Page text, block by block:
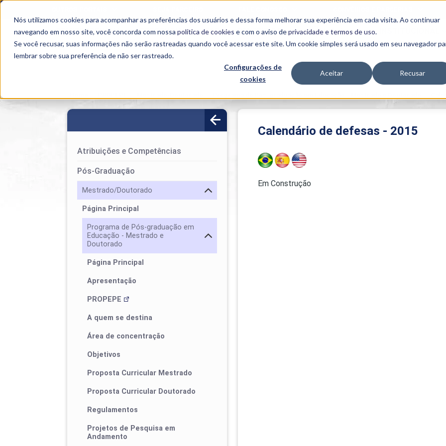
Nós utilizamos cookies para acompanhar as preferências dos usuários e dessa forma melhorar sua experiência em cada visita. Ao continuar
navegando em nosso site, você concorda com nossa política de cookies e com o aviso deprivacidade e termos de uso.
Se você recusar, suas informações não serão rastreadas quando você acessar este site. Um cookie simples será usado em seu navegador
lembrar sobre sua preferência de não ser rastreado.
Configurações de
cookies
Aceitar Recusar
SEMIPRESENCIAL PRESENCIAL EAD BENEFÍCIOS
Acadêmicos
PIME
Atribuições e Competências
Pós-Graduação
Mestrado/Doutorado
Página Principal
Programa de Pós-graduação em
Educação - Mestrado e
Doutorado
Página Principal
Apresentação
PROPEPE
A quem se destina
Área de concentração
Objetivos
Proposta Curricular Mestrado
Proposta Curricular Doutorado
Regulamentos
Projetos de Pesquisa em
Andamento
Calendário de defesas - 2015
Em Construção